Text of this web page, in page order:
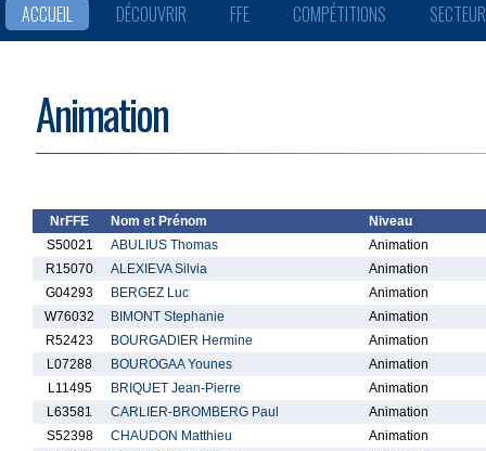
ACCUEIL DÉCOUVRIR FFE COMPÉTITIONS
Animation
NrFFE Nom et Prénom
Niveau
S50021
ABULIUS Thomas
Animation
R15070
ALEXIEVA Silvia
Animation
G04293
BERGEZ Luc
Animation
W76032
BIMONT Stephanie
Animation
R52423
BOURGADIER Hermine
Animation
L07288
BOUROGAA Younes
Animation
L11495
BRIQUET Jean-Pierre
Animation
L63581
CARLIER-BROMBERG Paul
Animation
S52398
CHAUDON Matthieu
Animation